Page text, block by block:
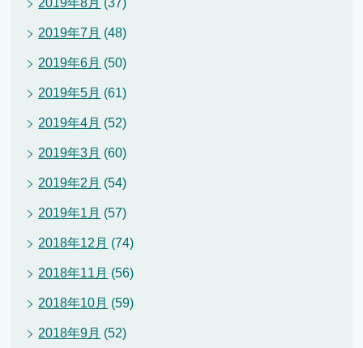
2019年8月 (37)
2019年7月 (48)
2019年6月 (50)
2019年5月 (61)
2019年4月 (52)
2019年3月 (60)
2019年2月 (54)
2019年1月 (57)
2018年12月 (74)
2018年11月 (56)
2018年10月 (59)
2018年9月 (52)